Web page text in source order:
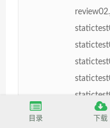
目录 下载